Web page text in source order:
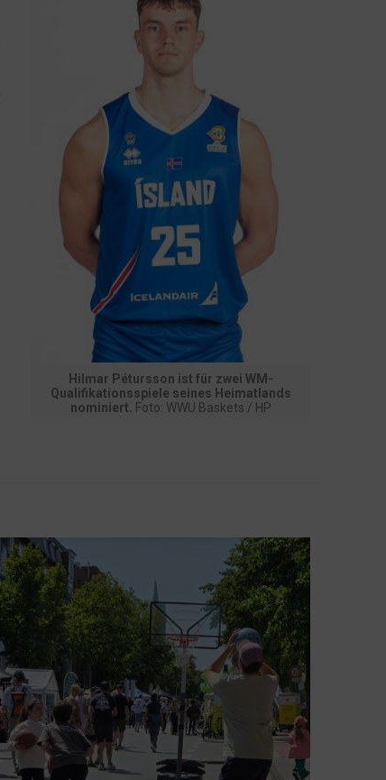
Hilmar Pétursson ist für zwei WM-
Qualifikationsspiele seines Heimatlands
nominiert.
Foto: WWU Baskets / HP